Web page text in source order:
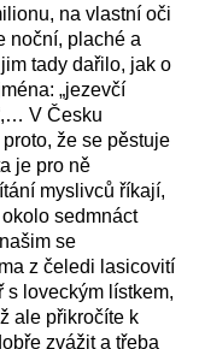
na vlastní oči
noční, plaché a
tady dařilo, jak o
„jezevčí
V Česku
že se pěstuje
je pro ně
myslivců říkají,
sedmnáct
se
z čeledi lasicovití
s loveckým lístkem,
ale přikročíte k
zvážit a třeba